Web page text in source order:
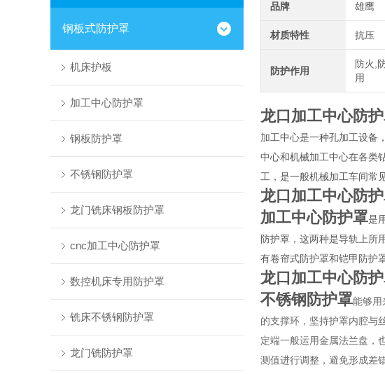
钢板式防护罩
机床护板
加工中心防护罩
钢板防护罩
不锈钢防护罩
龙门铣床钢板防护罩
cnc加工中心防护罩
数控机床专用防护罩
铣床不锈钢防护罩
龙门铣防护罩
品牌 雄鹰
材质特性 抗压
防护作用
防火,
用
龙口加工中心防
加工中心是一种孔加工设备
中心和机械加工中心在各类
工，是一般机械加工车间常
龙口加工中心防
加工中心防护罩是
防护罩，这两种是导轨上所
有卷帘式防护罩和铠甲防护
龙口加工中心防
不锈钢防护罩能够用
的支撑环，坚持护罩内腔与
定端一般运用金属法兰盘，
测值进行调整，避免形成差